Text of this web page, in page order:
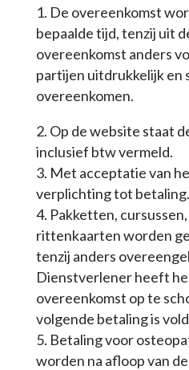
De overeenkomst
bepaalde tijd, tenzij uit
overeenkomst anders
partijen uitdrukkelijk en
overeenkomen.
Op de website staat
inclusief btw vermeld.
Met acceptatie van
verplichting tot betaling.
Pakketten,
rittenkaarten worden
tenzij anders
Dienstverlener heeft
overeenkomst op te
volgende betaling is
Betaling voor
worden na afloop van